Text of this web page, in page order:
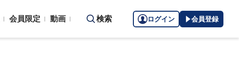
会員限定 動画 検索 ログイン 会員登録